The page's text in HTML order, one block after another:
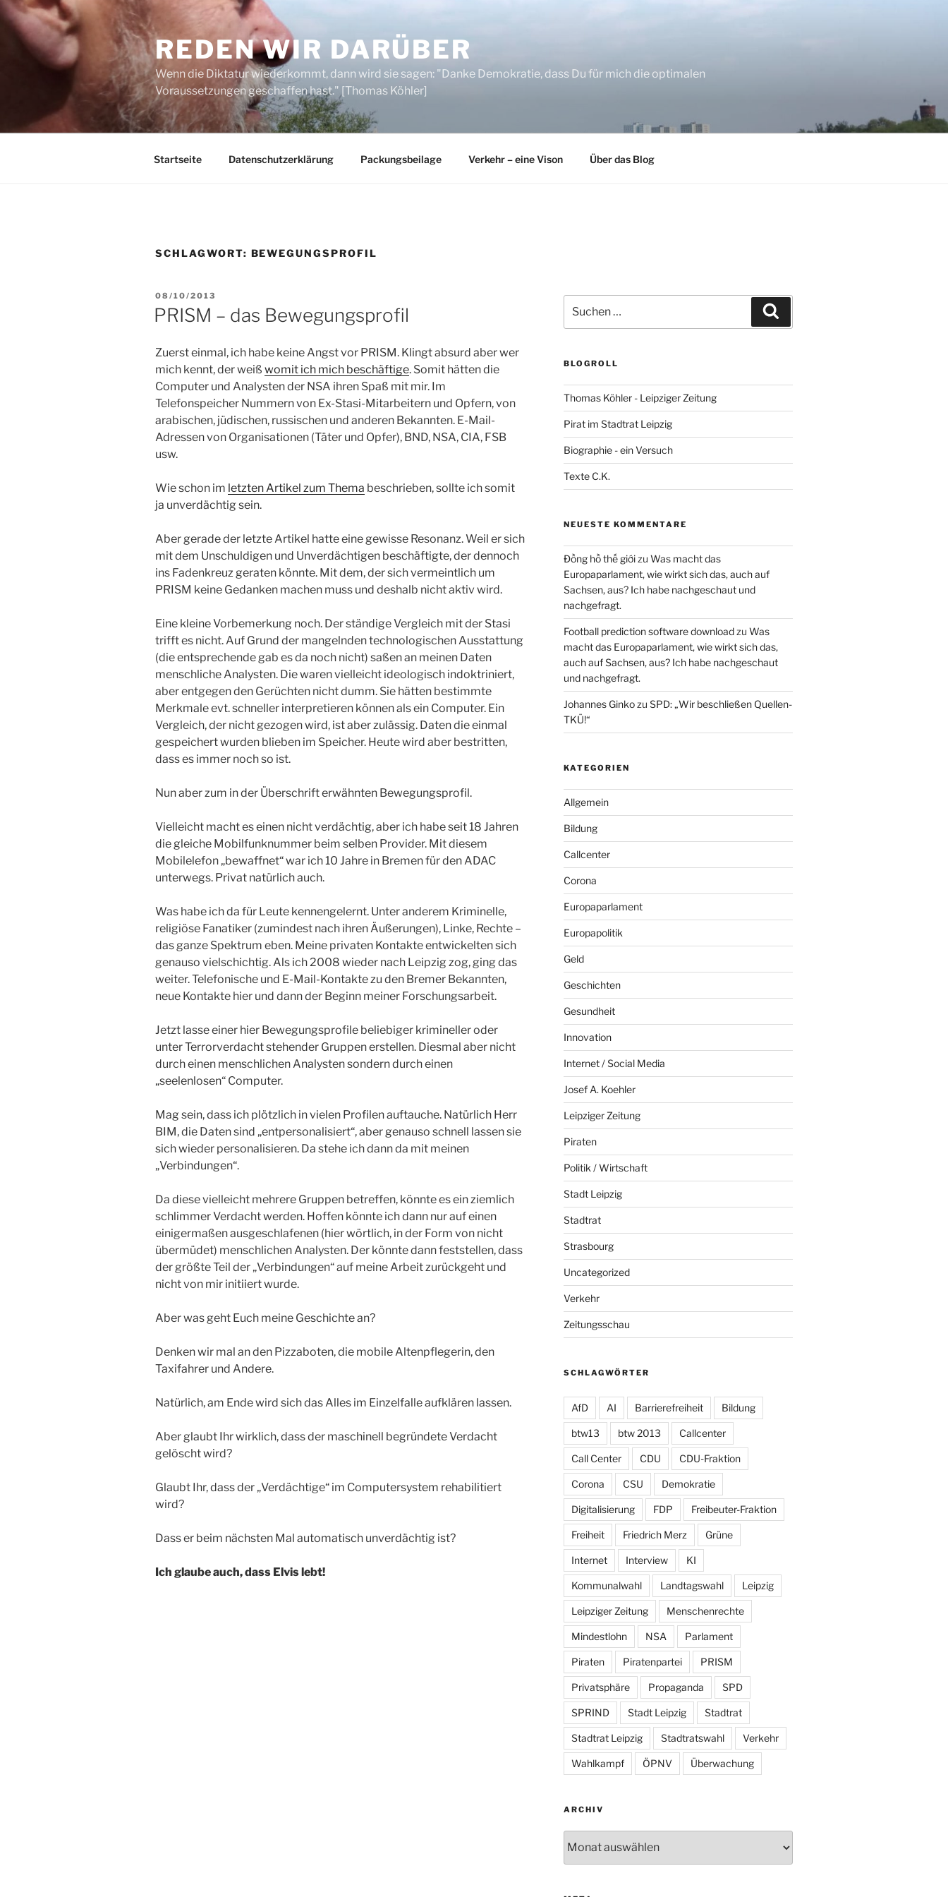
Zum
Inhalt
springen
REDEN WIR DARÜBER
Wenn die Diktatur wiederkommt, dann wird sie sagen: "Danke Demokratie, dass Du für mich die optimalen
Voraussetzungen geschaffen hast." [Thomas Köhler]
Startseite Datenschutzerklärung Packungsbeilage Verkehr – eine Vison Über das Blog
SCHLAGWORT: BEWEGUNGSPROFIL
VERÖFFENTLICHT
AM
08/10/2013
PRISM – das Bewegungsprofil
Zuerst einmal, ich habe keine Angst vor PRISM. Klingt absurd aber wer
mich kennt, der weiß womit ich mich beschäftige. Somit hätten die
Computer und Analysten der NSA ihren Spaß mit mir. Im
Telefonspeicher Nummern von Ex-Stasi-Mitarbeitern und Opfern, von
arabischen, jüdischen, russischen und anderen Bekannten. E-Mail-
Adressen von Organisationen (Täter und Opfer), BND, NSA, CIA, FSB
usw.
Wie schon im letzten Artikel zum Thema beschrieben, sollte ich somit
ja unverdächtig sein.
Aber gerade der letzte Artikel hatte eine gewisse Resonanz. Weil er sich
mit dem Unschuldigen und Unverdächtigen beschäftigte, der dennoch
ins Fadenkreuz geraten könnte. Mit dem, der sich vermeintlich um
PRISM keine Gedanken machen muss und deshalb nicht aktiv wird.
Eine kleine Vorbemerkung noch. Der ständige Vergleich mit der Stasi
trifft es nicht. Auf Grund der mangelnden technologischen Ausstattung
(die entsprechende gab es da noch nicht) saßen an meinen Daten
menschliche Analysten. Die waren vielleicht ideologisch indoktriniert,
aber entgegen den Gerüchten nicht dumm. Sie hätten bestimmte
Merkmale evt. schneller interpretieren können als ein Computer. Ein
Vergleich, der nicht gezogen wird, ist aber zulässig. Daten die einmal
gespeichert wurden blieben im Speicher. Heute wird aber bestritten,
dass es immer noch so ist.
Nun aber zum in der Überschrift erwähnten Bewegungsprofil.
Vielleicht macht es einen nicht verdächtig, aber ich habe seit 18 Jahren
die gleiche Mobilfunknummer beim selben Provider. Mit diesem
Mobilelefon „bewaffnet“ war ich 10 Jahre in Bremen für den ADAC
unterwegs. Privat natürlich auch.
Was habe ich da für Leute kennengelernt. Unter anderem Kriminelle,
religiöse Fanatiker (zumindest nach ihren Äußerungen), Linke, Rechte –
das ganze Spektrum eben. Meine privaten Kontakte entwickelten sich
genauso vielschichtig. Als ich 2008 wieder nach Leipzig zog, ging das
weiter. Telefonische und E-Mail-Kontakte zu den Bremer Bekannten,
neue Kontakte hier und dann der Beginn meiner Forschungsarbeit.
Jetzt lasse einer hier Bewegungsprofile beliebiger krimineller oder
unter Terrorverdacht stehender Gruppen erstellen. Diesmal aber nicht
durch einen menschlichen Analysten sondern durch einen
„seelenlosen“ Computer.
Mag sein, dass ich plötzlich in vielen Profilen auftauche. Natürlich Herr
BIM, die Daten sind „entpersonalisiert“, aber genauso schnell lassen sie
sich wieder personalisieren. Da stehe ich dann da mit meinen
„Verbindungen“.
Da diese vielleicht mehrere Gruppen betreffen, könnte es ein ziemlich
schlimmer Verdacht werden. Hoffen könnte ich dann nur auf einen
einigermaßen ausgeschlafenen (hier wörtlich, in der Form von nicht
übermüdet) menschlichen Analysten. Der könnte dann feststellen, dass
der größte Teil der „Verbindungen“ auf meine Arbeit zurückgeht und
nicht von mir initiiert wurde.
Aber was geht Euch meine Geschichte an?
Denken wir mal an den Pizzaboten, die mobile Altenpflegerin, den
Taxifahrer und Andere.
Natürlich, am Ende wird sich das Alles im Einzelfalle aufklären lassen.
Aber glaubt Ihr wirklich, dass der maschinell begründete Verdacht
gelöscht wird?
Glaubt Ihr, dass der „Verdächtige“ im Computersystem rehabilitiert
wird?
Dass er beim nächsten Mal automatisch unverdächtig ist?
Ich glaube auch, dass Elvis lebt!
nach:
BLOGROLL
Thomas Köhler - Leipziger Zeitung
Pirat im Stadtrat Leipzig
Biographie - ein Versuch
Texte C.K.
NEUESTE KOMMENTARE
Đồng hồ thế giớizu Was macht das
Europaparlament, wie wirkt sich das, auch auf
Sachsen, aus? Ich habe nachgeschaut und
nachgefragt.
Football prediction software downloadzu Was
macht das Europaparlament, wie wirkt sich das,
auch auf Sachsen, aus? Ich habe nachgeschaut
und nachgefragt.
Johannes Ginkozu SPD: „Wir beschließen Quellen-
TKÜ!“
KATEGORIEN
Allgemein
Bildung
Callcenter
Corona
Europaparlament
Europapolitik
Geld
Geschichten
Gesundheit
Innovation
Internet / Social Media
Josef A. Koehler
Leipziger Zeitung
Piraten
Politik / Wirtschaft
Stadt Leipzig
Stadtrat
Strasbourg
Uncategorized
Verkehr
Zeitungsschau
SCHLAGWÖRTER
AfD AI Barrierefreiheit Bildung
btw13 btw 2013 Callcenter
Call Center CDU CDU-Fraktion
Corona CSU Demokratie
Digitalisierung FDP Freibeuter-Fraktion
Freiheit Friedrich Merz Grüne
Internet Interview KI
Kommunalwahl Landtagswahl Leipzig
Leipziger Zeitung Menschenrechte
Mindestlohn NSA Parlament
Piraten Piratenpartei PRISM
Privatsphäre Propaganda SPD
SPRIND Stadt Leipzig Stadtrat
Stadtrat Leipzig Stadtratswahl Verkehr
Wahlkampf ÖPNV Überwachung
ARCHIV